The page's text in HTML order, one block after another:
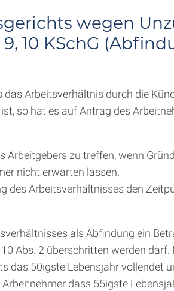
wegen
10 KSchG
das Arbeitsverhältnis durch die
so hat es auf Antrag des
zu treffen, wenn
nicht erwarten lassen.
des Arbeitsverhältnisses den
als Abfindung ein
Abs. 2 überschritten werden
das 50igste Lebensjahr
dass 55igste